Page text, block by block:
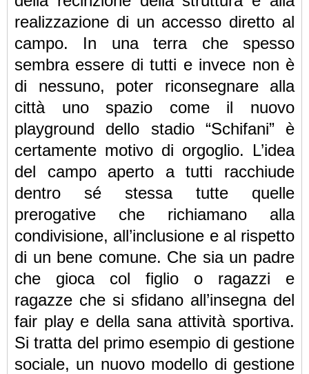
realizzazione di un accesso diretto al
campo. In una terra che spesso
sembra essere di tutti e invece non è
di nessuno, poter riconsegnare alla
città uno spazio come il nuovo
playground dello stadio “Schifani” è
certamente motivo di orgoglio. L’idea
del campo aperto a tutti racchiude
dentro sé stessa tutte quelle
prerogative che richiamano alla
condivisione, all’inclusione e al rispetto
di un bene comune. Che sia un padre
che gioca col figlio o ragazzi e
ragazze che si sfidano all’insegna del
fair play e della sana attività sportiva.
Si tratta del primo esempio di gestione
sociale, un nuovo modello di gestione